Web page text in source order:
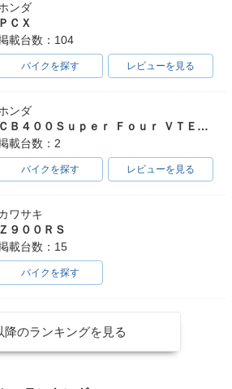
2015年 Ninja 400 A
BS Limited Editio
・特別・限定仕様
2015年 Ninja 400
2015年 Ninja 40
・カラーチェンジ
ンダ
ＰＣＸ
載台数：104
バイクを探す レビューを見る
ンダ
ＣＢ４００Ｓｕｐｅｒ Ｆｏｕｒ ＶＴＥＣ ＳＰＥＣ３
載台数：2
バイクを探す レビューを見る
ワサキ
Ｚ９００ＲＳ
載台数：15
バイクを探す
降のランキングを見る